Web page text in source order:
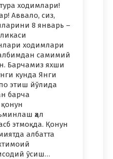
ходимлари!
Аввало, сиз,
8 январь –
ходимлари
самимий
Барчамиз яхши
кунда Янги
этиш йўлида
барча
ҳал
этмоқда. Қонун
албатта
ўсиш…